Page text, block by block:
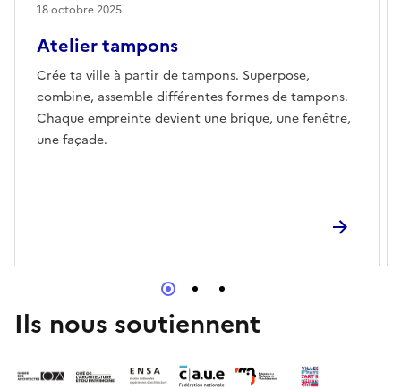
Atelier tampons
Crée ta ville à partir de tampons. Superpose,
combine, assemble différentes formes de tampons.
Chaque empreinte devient une brique, une fenêtre,
une façade.
18 octobre 2025
Ils nous soutiennent